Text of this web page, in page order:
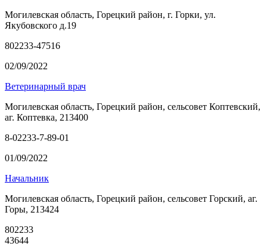
Могилевская область, Горецкий район, г. Горки, ул.
Якубовского д.19
802233-47516
02/09/2022
Ветеринарный врач
Могилевская область, Горецкий район, сельсовет Коптевский,
аг. Коптевка, 213400
8-02233-7-89-01
01/09/2022
Начальник
Могилевская область, Горецкий район, сельсовет Горский, аг.
Горы, 213424
802233
43644